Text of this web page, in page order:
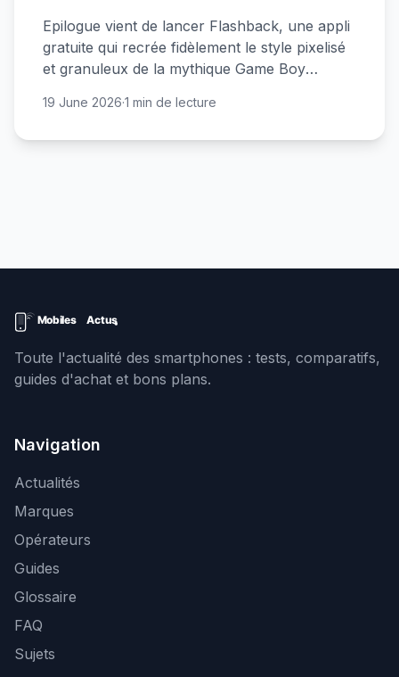
Epilogue vient de lancer Flashback, une appli
gratuite qui recrée fidèlement le style pixelisé
et granuleux de la mythique Game Boy
19 June 2026·1 min de lecture
Toute l'actualité des smartphones : tests, comparatifs,
guides d'achat et bons plans.
Navigation
Actualités
Marques
Opérateurs
Guides
Glossaire
FAQ
Sujets